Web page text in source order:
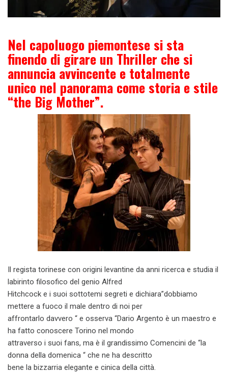
Nel capoluogo piemontese si sta
finendo di girare un Thriller che si
annuncia avvincente e totalmente
unico nel panorama come storia e stile
“the Big Mother”.
Il regista torinese con origini levantine da anni ricerca e studia il
labirinto filosofico del genio Alfred
Hitchcock e i suoi sottotemi segreti e dichiara”dobbiamo
mettere a fuoco il male dentro di noi per
affrontarlo davvero “ e osserva “Dario Argento è un maestro e
ha fatto conoscere Torino nel mondo
attraverso i suoi fans, ma è il grandissimo Comencini de “la
donna della domenica “ che ne ha descritto
bene la bizzarria elegante e cinica della città.